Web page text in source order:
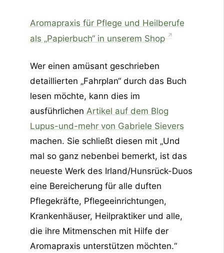
Aromapraxis für Pflege und Heilberufe
als „Papierbuch“ in unserem Shop
Wer einen amüsant geschrieben
detaillierten „Fahrplan“ durch das Buch
lesen möchte, kann dies im
ausführlichen Artikel auf dem Blog
Lupus-und-mehr von Gabriele Sievers
machen. Sie schließt diesen mit „Und
mal so ganz nebenbei bemerkt, ist das
neueste Werk des Irland/Hunsrück-Duos
eine Bereicherung für alle duften
Pflegekräfte, Pflegeeinrichtungen,
Krankenhäuser, Heilpraktiker und alle,
die ihre Mitmenschen mit Hilfe der
Aromapraxis unterstützen möchten.“